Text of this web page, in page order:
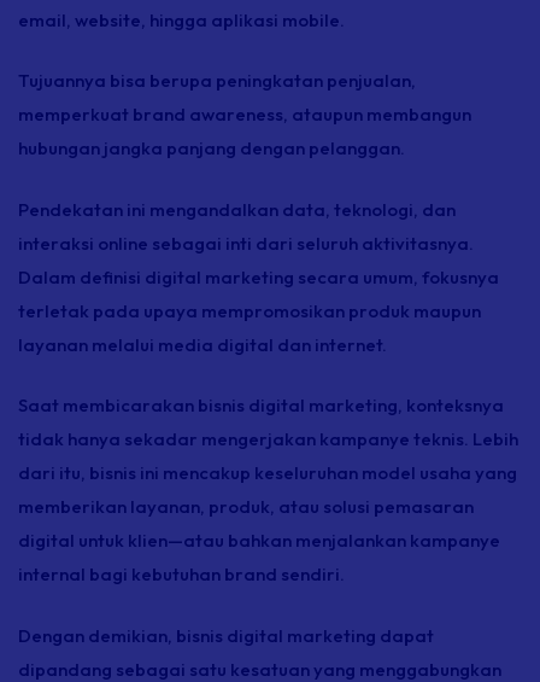
email, website, hingga aplikasi mobile.
Tujuannya bisa berupa peningkatan penjualan,
memperkuat brand awareness, ataupun membangun
hubungan jangka panjang dengan pelanggan.
Pendekatan ini mengandalkan data, teknologi, dan
interaksi online sebagai inti dari seluruh aktivitasnya.
Dalam definisi digital marketing secara umum, fokusnya
terletak pada upaya mempromosikan produk maupun
layanan melalui media digital dan internet.
Saat membicarakan bisnis digital marketing, konteksnya
tidak hanya sekadar mengerjakan kampanye teknis. Lebih
dari itu, bisnis ini mencakup keseluruhan model usaha yang
memberikan layanan, produk, atau solusi pemasaran
digital untuk klien—atau bahkan menjalankan kampanye
internal bagi kebutuhan brand sendiri.
Dengan demikian, bisnis digital marketing dapat
dipandang sebagai satu kesatuan yang menggabungkan